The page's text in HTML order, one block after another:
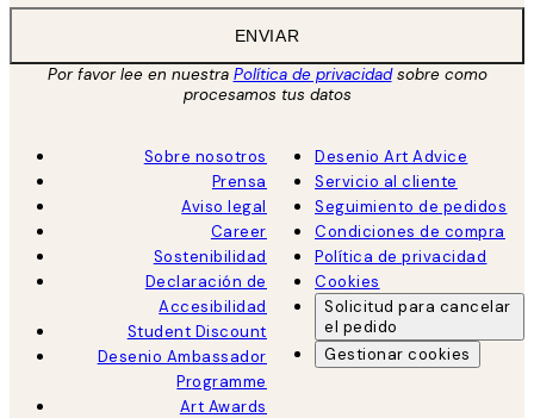
ENVIAR
Por favor lee en nuestra Política de privacidadsobre como
procesamos tus datos
Sobre nosotros
Prensa
Aviso legal
Career
Sostenibilidad
Declaración de
Accesibilidad
Student Discount
Desenio Ambassador
Programme
Art Awards
Desenio Art Advice
Servicio al cliente
Seguimiento de pedidos
Condiciones de compra
Política de privacidad
Cookies
Solicitud para cancelar
el pedido
Gestionar cookies